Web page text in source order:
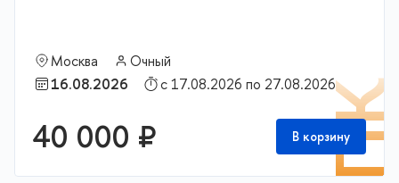
Москва
Очный
16.08.2026
с 17.08.2026 по 27.08.2026
40 000 ₽ В корзину